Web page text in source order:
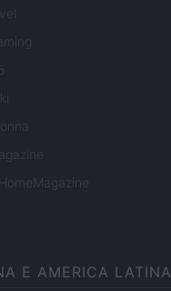
E AMERICA LATINA